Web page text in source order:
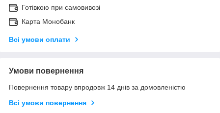
Готівкою при самовивозі
Карта Монобанк
Всі умови оплати
Умови повернення
Повернення товару впродовж 14 днів за домовленістю
Всі умови повернення